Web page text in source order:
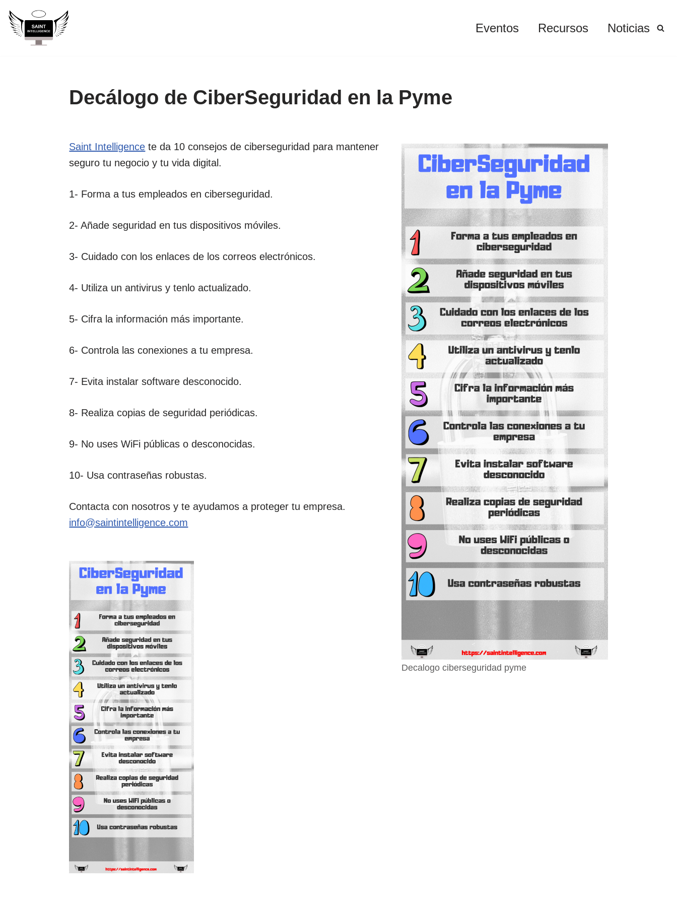
Saltar
Eventos Recursos Noticias
Decálogo de CiberSeguridad en la Pyme
Decalogo ciberseguridad pyme
Saint Intelligence te da 10 consejos de ciberseguridad para mantener
seguro tu negocio y tu vida digital.
1- Forma a tus empleados en ciberseguridad.
2- Añade seguridad en tus dispositivos móviles.
3- Cuidado con los enlaces de los correos electrónicos.
4- Utiliza un antivirus y tenlo actualizado.
5- Cifra la información más importante.
6- Controla las conexiones a tu empresa.
7- Evita instalar software desconocido.
8- Realiza copias de seguridad periódicas.
9- No uses WiFi públicas o desconocidas.
10- Usa contraseñas robustas.
Contacta con nosotros y te ayudamos a proteger tu empresa.
info@saintintelligence.com